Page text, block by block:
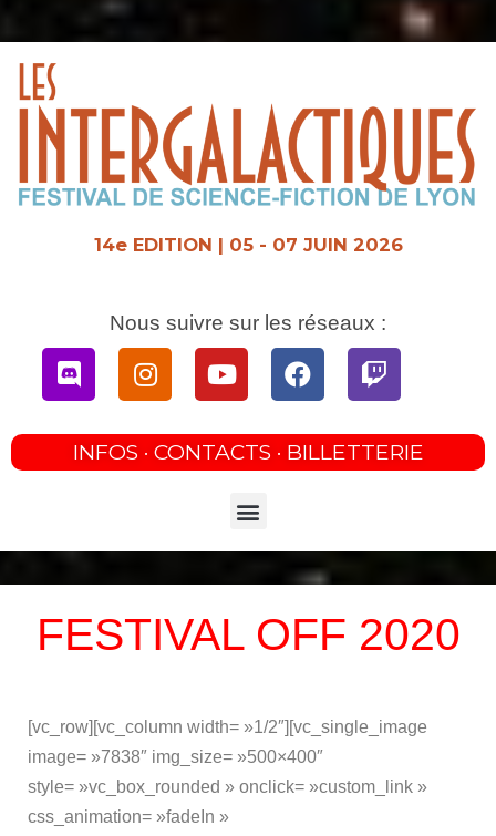
14e EDITION | 05 - 07 JUIN 2026
Nous suivre sur les réseaux :
DiscordInstagramYoutubeFacebookTwitch
INFOS · CONTACTS · BILLETTERIE
Menu
FESTIVAL OFF 2020
[vc_row][vc_column width= »1/2″][vc_single_image
image= »7838″ img_size= »500×400″
style= »vc_box_rounded » onclick= »custom_link »
css_animation= »fadeIn »